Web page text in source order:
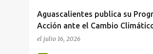
Aguascalientes publica su
Acción ante el Cambio
el julio 16, 2026